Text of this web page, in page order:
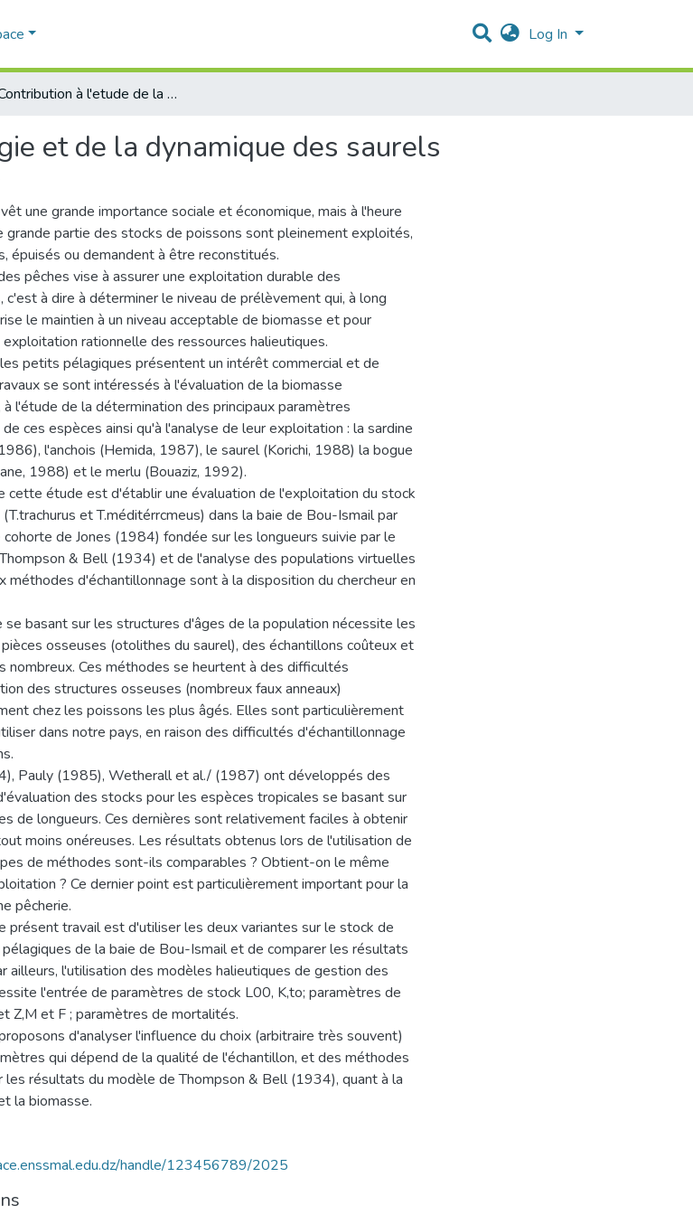
Log In
Contribution à l'etude de la biologie et de la dynamique des saurels
et de la dynamique des saurels
une grande importance sociale et économique, mais à l'heure
grande partie des stocks de poissons sont pleinement exploités,
épuisés ou demandent à être reconstitués.
pêches vise à assurer une exploitation durable des
c'est à dire à déterminer le niveau de prélèvement qui, à long
le maintien à un niveau acceptable de biomasse et pour
exploitation rationnelle des ressources halieutiques.
petits pélagiques présentent un intérêt commercial et de
se sont intéressés à l'évaluation de la biomasse
l'étude de la détermination des principaux paramètres
ces espèces ainsi qu'à l'analyse de leur exploitation : la sardine
l'anchois (Hemida, 1987), le saurel (Korichi, 1988) la bogue
1988) et le merlu (Bouaziz, 1992).
cette étude est d'établir une évaluation de l'exploitation du stock
et T.méditérrcmeus) dans la baie de Bou-Ismail par
cohorte de Jones (1984) fondée sur les longueurs suivie par le
& Bell (1934) et de l'analyse des populations virtuelles
méthodes d'échantillonnage sont à la disposition du chercheur en
se basant sur les structures d'âges de la population nécessite les
osseuses (otolithes du saurel), des échantillons coûteux et
nombreux. Ces méthodes se heurtent à des difficultés
des structures osseuses (nombreux faux anneaux)
chez les poissons les plus âgés. Elles sont particulièrement
dans notre pays, en raison des difficultés d'échantillonnage
Pauly (1985), Wetherall et al./ (1987) ont développés des
des stocks pour les espèces tropicales se basant sur
de longueurs. Ces dernières sont relativement faciles à obtenir
moins onéreuses. Les résultats obtenus lors de l'utilisation de
de méthodes sont-ils comparables ? Obtient-on le même
? Ce dernier point est particulièrement important pour la
pêcherie.
présent travail est d'utiliser les deux variantes sur le stock de
de la baie de Bou-Ismail et de comparer les résultats
ailleurs, l'utilisation des modèles halieutiques de gestion des
l'entrée de paramètres de stock L00, K,to; paramètres de
Z,M et F ; paramètres de mortalités.
d'analyser l'influence du choix (arbitraire très souvent)
qui dépend de la qualité de l'échantillon, et des méthodes
les résultats du modèle de Thompson & Bell (1934), quant à la
la biomasse.
handle/123456789/2025